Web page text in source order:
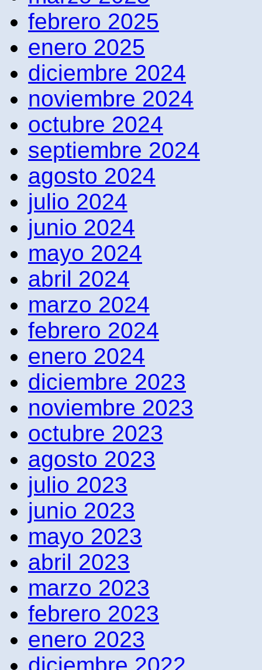
febrero 2025
enero 2025
diciembre 2024
noviembre 2024
octubre 2024
septiembre 2024
agosto 2024
julio 2024
junio 2024
mayo 2024
abril 2024
marzo 2024
febrero 2024
enero 2024
diciembre 2023
noviembre 2023
octubre 2023
agosto 2023
julio 2023
junio 2023
mayo 2023
abril 2023
marzo 2023
febrero 2023
enero 2023